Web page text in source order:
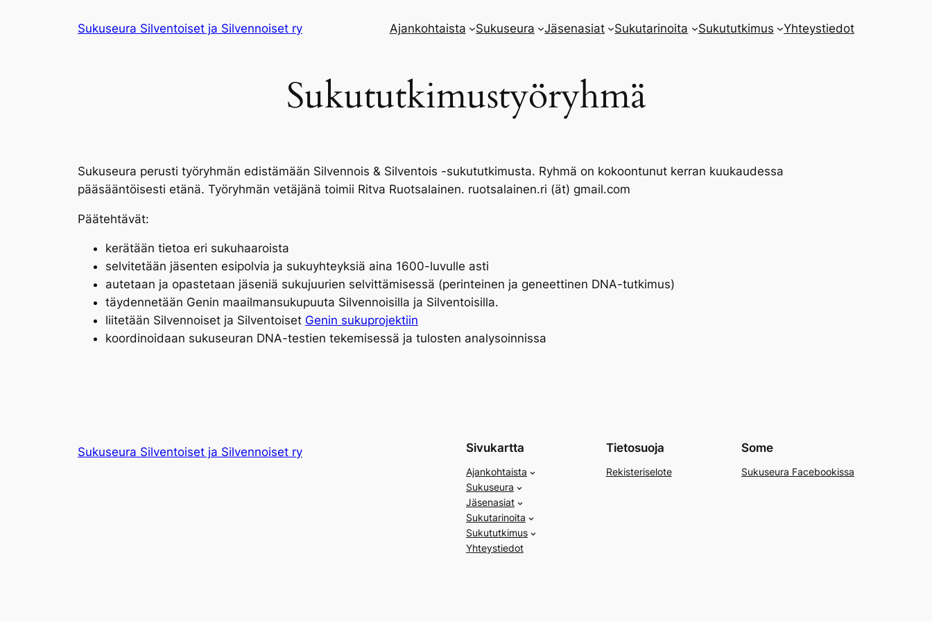
Sukuseura Silventoiset ja Silvennoiset ry Ajankohtaista Sukuseura Jäsenasiat Sukutarinoita Sukututkimus Yhteystiedot
Sukututkimustyöryhmä
Sukuseura perusti työryhmän edistämään Silvennois & Silventois -sukututkimusta. Ryhmä on kokoontunut kerran kuukaudessa
pääsääntöisesti etänä. Työryhmän vetäjänä toimii Ritva Ruotsalainen. ruotsalainen.ri (ät) gmail.com
Päätehtävät:
kerätään tietoa eri sukuhaaroista
selvitetään jäsenten esipolvia ja sukuyhteyksiä aina 1600-luvulle asti
autetaan ja opastetaan jäseniä sukujuurien selvittämisessä (perinteinen ja geneettinen DNA-tutkimus)
täydennetään Genin maailmansukupuuta Silvennoisilla ja Silventoisilla.
liitetään Silvennoiset ja Silventoiset Genin sukuprojektiin
koordinoidaan sukuseuran DNA-testien tekemisessä ja tulosten analysoinnissa
Sukuseura Silventoiset ja Silvennoiset ry Sivukartta
Ajankohtaista
Sukuseura
Jäsenasiat
Sukutarinoita
Sukututkimus
Yhteystiedot
Tietosuoja
Rekisteriselote
Some
Sukuseura Facebookissa